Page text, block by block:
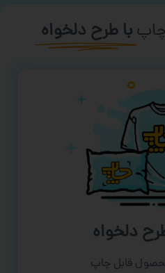
با طرح دلخواه
دلخواه